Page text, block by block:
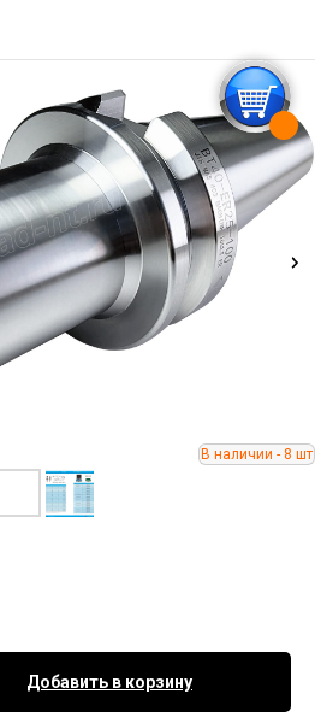
Добавить в корзину